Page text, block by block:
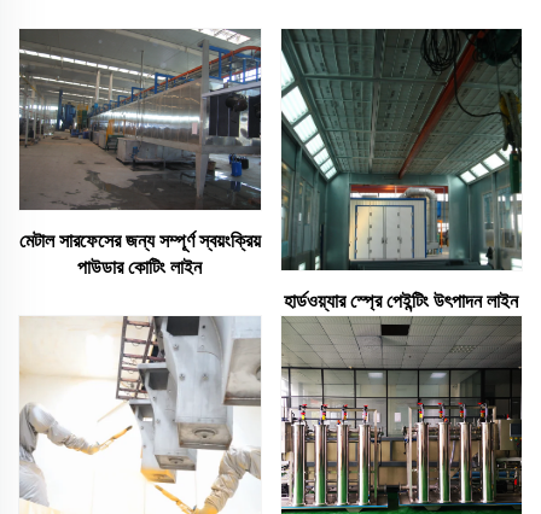
মেটাল সারফেসের জন্য সম্পূর্ণ স্বয়ংক্রিয়
পাউডার কোটিং লাইন
হার্ডওয়্যার স্প্রে পেইন্টিং উৎপাদন লাইন